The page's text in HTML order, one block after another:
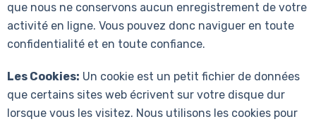
que nous ne conservons aucun enregistrement de votre
activité en ligne. Vous pouvez donc naviguer en toute
confidentialité et en toute confiance.
Les Cookies: Un cookie est un petit fichier de données
que certains sites web écrivent sur votre disque dur
lorsque vous les visitez. Nous utilisons les cookies pour